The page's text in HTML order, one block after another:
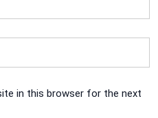
in this browser for the next